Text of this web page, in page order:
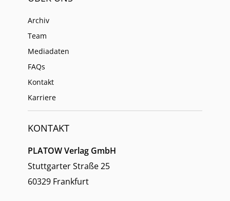
Archiv
Team
Mediadaten
FAQs
Kontakt
Karriere
KONTAKT
PLATOW Verlag GmbH
Stuttgarter Straße 25
60329 Frankfurt